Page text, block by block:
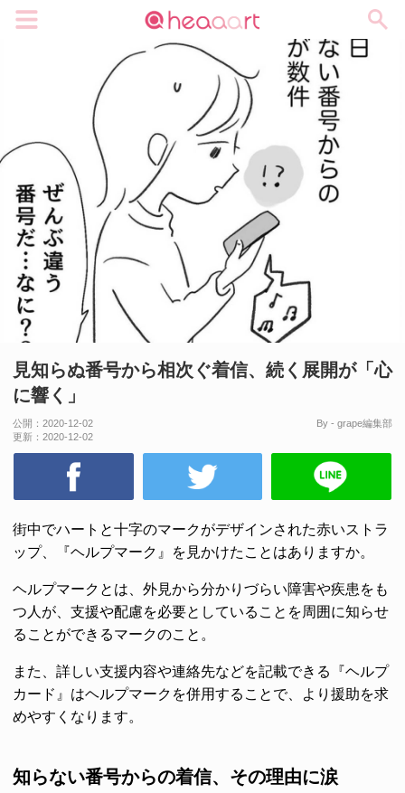
見知らぬ番号から相次ぐ着信、続く展開が「心
に響く」
公開： 2020-12-02
更新： 2020-12-02
By - grape編集部
街中でハートと十字のマークがデザインされた赤いストラ
ップ、『ヘルプマーク』を見かけたことはありますか。
ヘルプマークとは、外見から分かりづらい障害や疾患をも
つ人が、支援や配慮を必要としていることを周囲に知らせ
ることができるマークのこと。
また、詳しい支援内容や連絡先などを記載できる『ヘルプ
カード』はヘルプマークを併用することで、より援助を求
めやすくなります。
知らない番号からの着信、その理由に涙